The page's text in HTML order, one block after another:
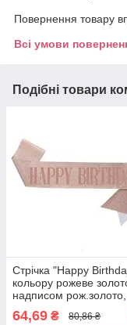
Повернення товару
Всі умови
Подібні товари
Стрічка "Happy
кольору рожеве
надписом
уп. (1шт)
64,69 ₴ 80,86 ₴